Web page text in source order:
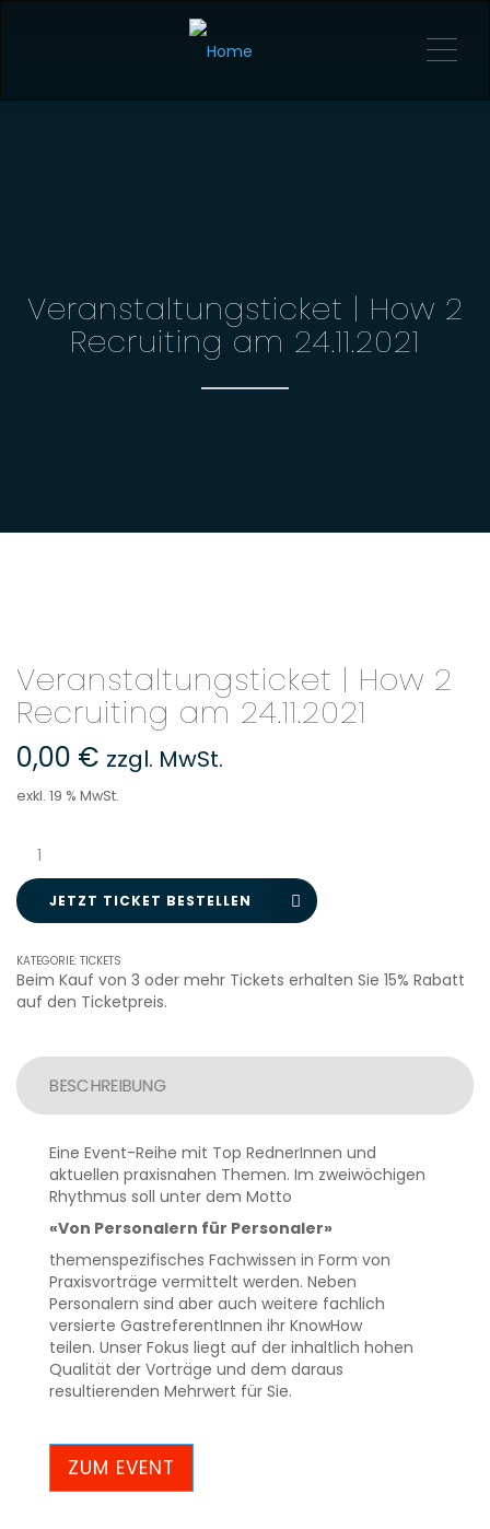
Veranstaltungsticket | How 2
Recruiting am 24.11.2021
Veranstaltungsticket | How 2
Recruiting am 24.11.2021
0,00 € zzgl. MwSt.
exkl. 19 % MwSt.
How
2
Recruiting
am
24.11.2021
Menge
JETZT TICKET BESTELLEN
KATEGORIE: TICKETS
Beim Kauf von 3 oder mehr Tickets erhalten Sie 15% Rabatt
auf den Ticketpreis.
BESCHREIBUNG
Eine Event-Reihe mit Top RednerInnen und
aktuellen praxisnahen Themen. Im zweiwöchigen
Rhythmus soll unter dem Motto
«Von Personalern für Personaler»
themenspezifisches Fachwissen in Form von
Praxisvorträge vermittelt werden. Neben
Personalern sind aber auch weitere fachlich
versierte GastreferentInnen ihr KnowHow
teilen. Unser Fokus liegt auf der inhaltlich hohen
Qualität der Vorträge und dem daraus
resultierenden Mehrwert für Sie.
ZUM EVENT